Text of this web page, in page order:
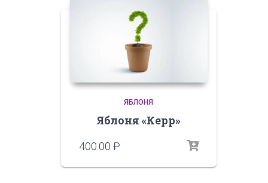
ЯБЛОНЯ
Яблоня «Керр»
400.00 ₽